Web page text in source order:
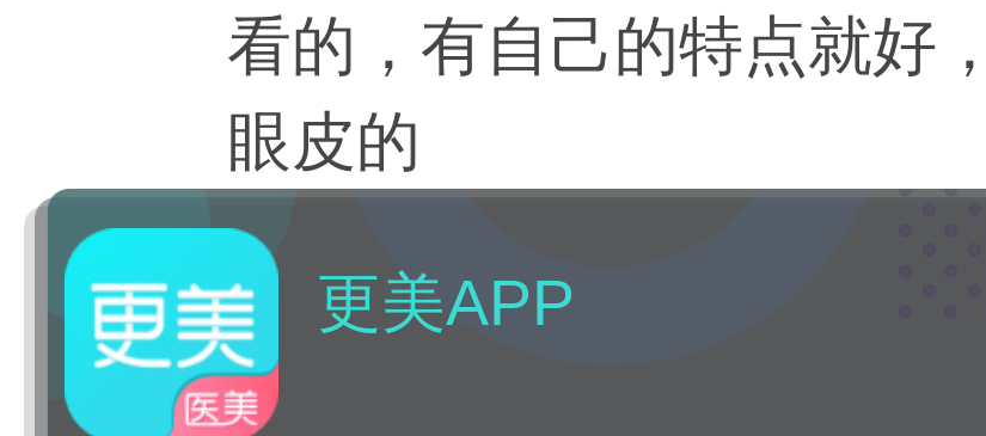
看的，有自己的特点就好
眼皮的
更美APP